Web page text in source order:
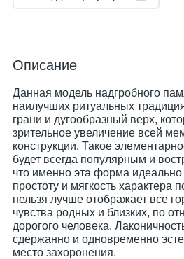
Описание
Данная модель надгробного
наилучших ритуальных
грани и дугообразный верх,
зрительное увеличение всей
конструкции. Такое
будет всегда популярным и
что именно эта форма идеально
простоту и мягкость характера
нельзя лучше отображает все
чувства родных и близких, по
дорогого человека.
сдержанно и одновременно
место захоронения.